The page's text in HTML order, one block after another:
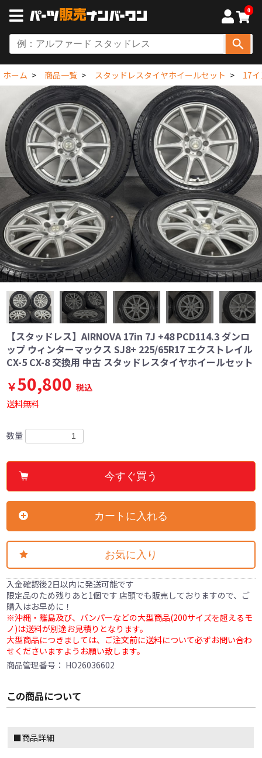
0
ホーム 商品一覧 スタッドレスタイヤホイールセット 17
【スタッドレス】AIRNOVA 17in 7J +48 PCD114.3 ダンロ
ップ ウィンターマックス SJ8+ 225/65R17 エクストレイル
CX-5 CX-8 交換用 中古 スタッドレスタイヤホイールセット
￥50,800 税込
送料無料
数量
今すぐ買う
カートに入れる
お気に入り
入金確認後2日以内に発送可能です
限定品のため残りあと1個です 店頭でも販売しておりますので、ご
購入はお早めに！
※沖縄・離島及び、バンパーなどの大型商品(200サイズを超えるモ
ノ)は送料が別途お見積りとなります。
大型商品につきましては、ご注文前に送料について必ずお問い合わ
せくださいますようお願い致します。
商品管理番号： HO26036602
この商品について
■商品詳細